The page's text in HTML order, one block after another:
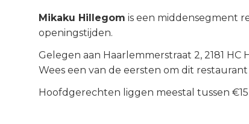
Mikaku Hillegom is een middensegment
openingstijden.
Gelegen aan Haarlemmerstraat 2, 2181 HC
Wees een van de eersten om dit
Hoofdgerechten liggen meestal tussen